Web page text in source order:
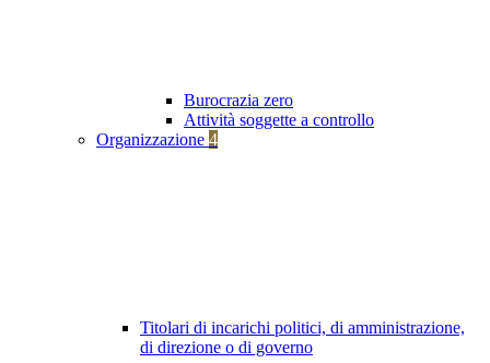
Burocrazia zero
Attività soggette a controllo
Organizzazione 4
Titolari di incarichi politici, di amministrazione,
di direzione o di governo